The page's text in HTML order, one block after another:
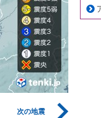
次の地震